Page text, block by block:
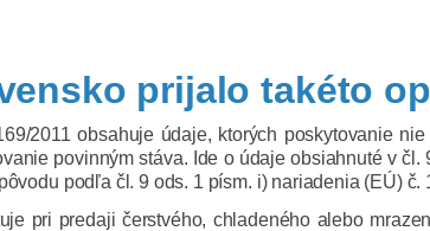
prijalo takéto
2011 obsahuje údaje, ktorých poskytovanie
povinným stáva. Ide o údaje obsiahnuté v
podľa čl. 9 ods. 1 písm. i) nariadenia (EÚ) č.
pri predaji čerstvého, chladeného alebo